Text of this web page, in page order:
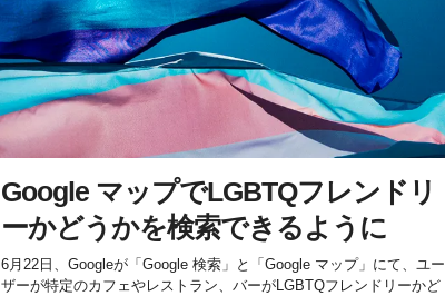
Google マップでLGBTQフレンドリ
ーかどうかを検索できるように
6月22日、Googleが「Google 検索」と「Google マップ」にて、ユー
ザーが特定のカフェやレストラン、バーがLGBTQフレンドリーかど